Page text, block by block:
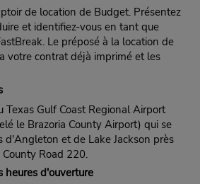
de location de Budget. Présentez
et identifiez-vous en tant que
Le préposé à la location de
votre contrat déjà imprimé et les
Texas Gulf Coast Regional Airport
le Brazoria County Airport) qui se
d'Angleton et de Lake Jackson près
Road 220.
heures d'ouverture